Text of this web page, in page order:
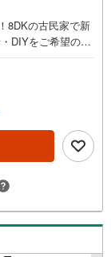
8DKの古民家で新
DIYをご希望の方
る様々なご質問
からの住宅購入を
や勤続年数が少な
ローン相談実施
ください）○○営業
問い合わせがス
（30分～）■資金
分～）●ご案内は
位から可能で
改めて夕方にな